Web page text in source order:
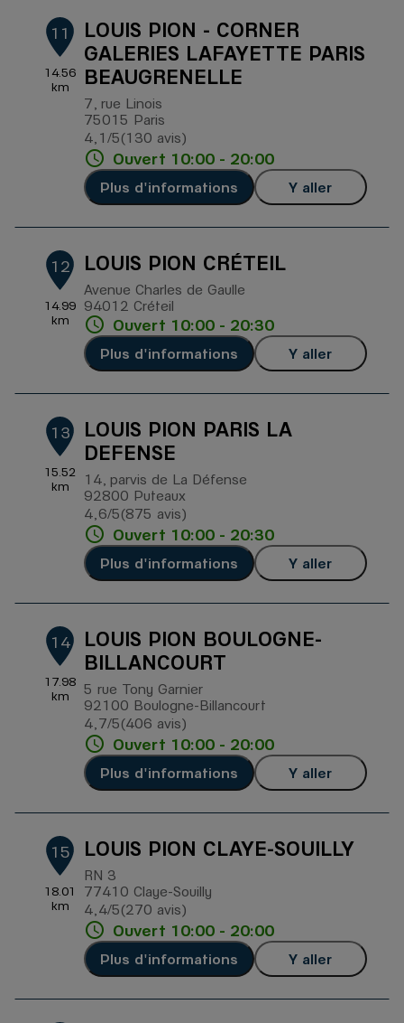
11
14.56
km
LOUIS PION - CORNER
GALERIES LAFAYETTE PARIS
BEAUGRENELLE
7, rue Linois
75015 Paris
4,1 /5 Note de 4.1 sur 5
(130 avis)
Ouvert 10:00 - 20:00
Plus d'informations Y aller
12
14.99
km
LOUIS PION CRÉTEIL
Avenue Charles de Gaulle
94012 Créteil
Ouvert 10:00 - 20:30
Plus d'informations Y aller
13
15.52
km
LOUIS PION PARIS LA
DEFENSE
14, parvis de La Défense
92800 Puteaux
4,6/5 Note de 4.6 sur 5
(875 avis)
Ouvert 10:00 - 20:30
Plus d'informations Y aller
14
17.98
km
LOUIS PION BOULOGNE-
BILLANCOURT
5 rue Tony Garnier
92100 Boulogne-Billancourt
4,7/5 Note de 4.7 sur 5
(406 avis)
Ouvert 10:00 - 20:00
Plus d'informations Y aller
15
18.01
km
LOUIS PION CLAYE-SOUILLY
RN 3
77410 Claye-Souilly
4,4/5 Note de 4.4 sur 5
(270 avis)
Ouvert 10:00 - 20:00
Plus d'informations Y aller